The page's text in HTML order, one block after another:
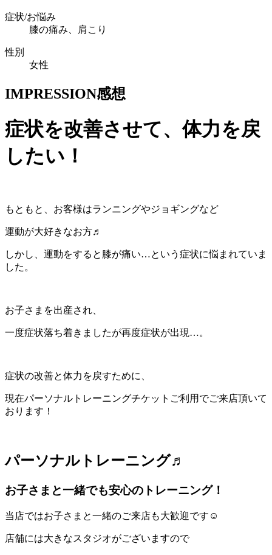
症状/お悩み
膝の痛み、肩こり
性別
女性
IMPRESSION感想
症状を改善させて、体力を戻
したい！
もともと、お客様はランニングやジョギングなど
運動が大好きなお方♬
しかし、運動をすると膝が痛い…という症状に悩まれていま
した。
お子さまを出産され、
一度症状落ち着きましたが再度症状が出現…。
症状の改善と体力を戻すために、
現在パーソナルトレーニングチケットご利用でご来店頂いて
おります！
パーソナルトレーニング♬
お子さまと一緒でも安心のトレーニング！
当店ではお子さまと一緒のご来店も大歓迎です☺️
店舗には大きなスタジオがございますので